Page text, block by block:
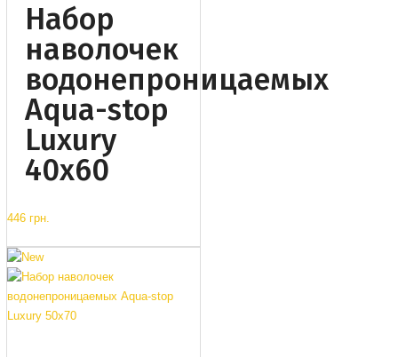
Набор
наволочек
водонепроницаемых
Aqua-stop
Luxury
40x60
446 грн.